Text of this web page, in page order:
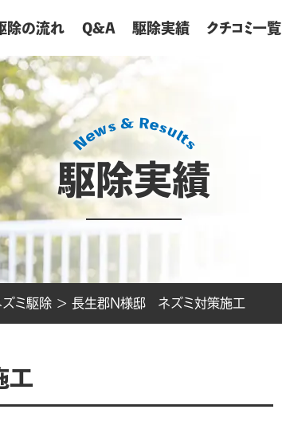
除の流れ Q&A 駆除実績 クチコミ一覧
駆除実績
ズミ駆除 > 長生郡N様邸 ネズミ対策施工
工